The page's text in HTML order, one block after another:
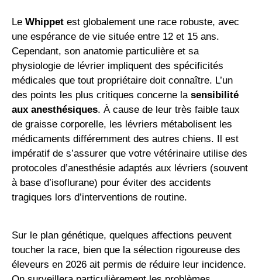
Le Whippet est globalement une race robuste, avec
une espérance de vie située entre 12 et 15 ans.
Cependant, son anatomie particulière et sa
physiologie de lévrier impliquent des spécificités
médicales que tout propriétaire doit connaître. L’un
des points les plus critiques concerne la sensibilité
aux anesthésiques. À cause de leur très faible taux
de graisse corporelle, les lévriers métabolisent les
médicaments différemment des autres chiens. Il est
impératif de s’assurer que votre vétérinaire utilise des
protocoles d’anesthésie adaptés aux lévriers (souvent
à base d’isoflurane) pour éviter des accidents
tragiques lors d’interventions de routine.
Sur le plan génétique, quelques affections peuvent
toucher la race, bien que la sélection rigoureuse des
éleveurs en 2026 ait permis de réduire leur incidence.